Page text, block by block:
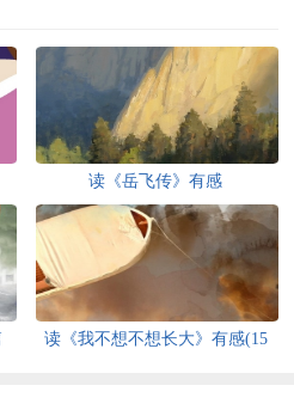
读《岳飞传》有感
读《我不想不想长大》有感(15